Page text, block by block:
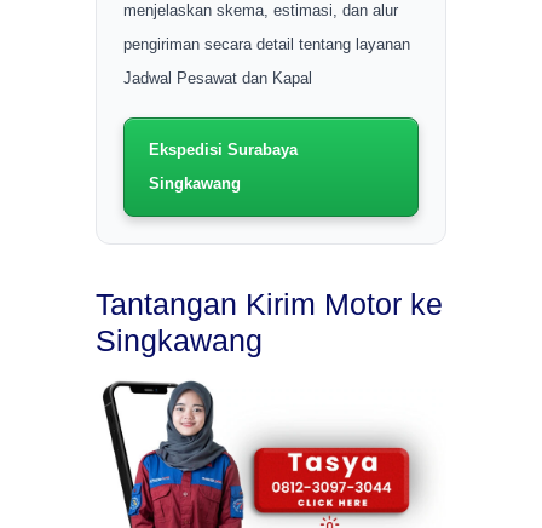
menjelaskan skema, estimasi, dan alur
pengiriman secara detail tentang layanan
Jadwal Pesawat dan Kapal
Ekspedisi Surabaya
Singkawang
Tantangan Kirim Motor ke
Singkawang